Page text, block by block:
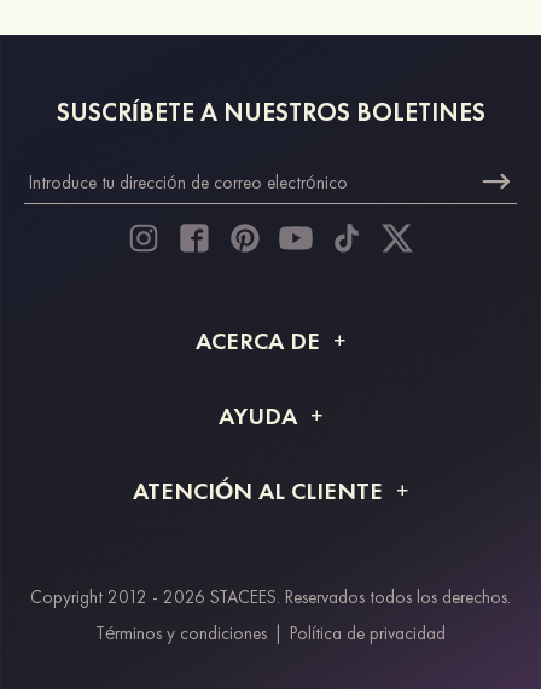
SUSCRÍBETE A NUESTROS BOLETINES
ACERCA DE
Información de envío
AYUDA
Devoluciones y reembolsos
ATENCIÓN AL CLIENTE
Métodos de pago
Klarna
Copyright 2012 - 2026 STACEES. Reservados todos los derechos.
Términos y condiciones | Política de privacidad